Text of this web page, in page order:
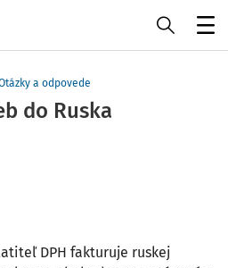
a odpovede
do Ruska
DPH fakturuje ruskej